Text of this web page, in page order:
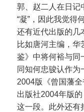
郭、赵二人在日记
“凝”，因此我觉得
还有近代出版的几
比如唐河主编，华
鉴》中将何裕与同
同知何忠骏认作为
2004版《曾国藩全
出版社2004年版的
这一段。此外还有